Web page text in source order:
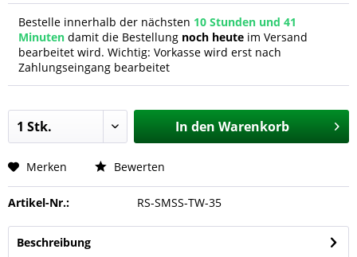
Bestelle innerhalb der nächsten 10 Stunden und 41
Minuten damit die Bestellung noch heute im Versand
bearbeitet wird. Wichtig: Vorkasse wird erst nach
Zahlungseingang bearbeitet
In den Warenkorb
Merken Bewerten
Artikel-Nr.: RS-SMSS-TW-35
Beschreibung